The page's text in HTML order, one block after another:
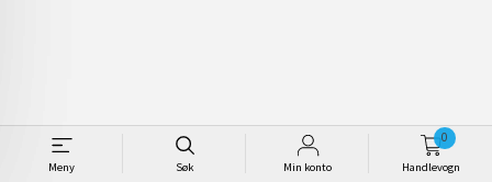
Meny Søk Min konto Handlevogn
0